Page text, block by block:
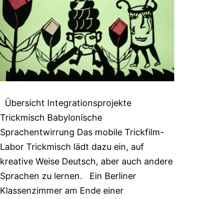
Übersicht Integrationsprojekte
Trickmisch Babylonische
Sprachentwirrung Das mobile Trickfilm-
Labor Trickmisch lädt dazu ein, auf
kreative Weise Deutsch, aber auch andere
Sprachen zu lernen. Ein Berliner
Klassenzimmer am Ende einer